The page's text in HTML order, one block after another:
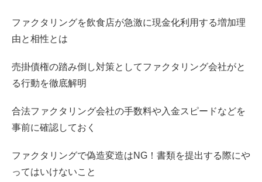
ファクタリングを飲食店が急激に現金化利用する増加理
由と相性とは
売掛債権の踏み倒し対策としてファクタリング会社がと
る行動を徹底解明
合法ファクタリング会社の手数料や入金スピードなどを
事前に確認しておく
ファクタリングで偽造変造はNG！書類を提出する際にや
ってはいけないこと